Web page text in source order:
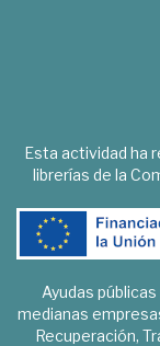
Esta actividad ha
librerías de la
Ayudas
medianas
Recuperación,